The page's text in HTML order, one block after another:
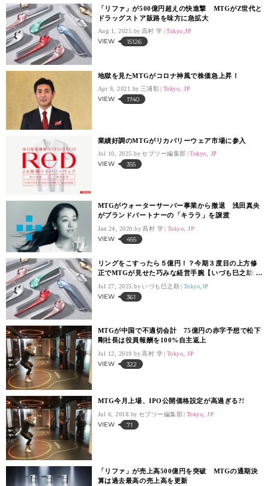
「リファ」が500億円超えの快進撃 MTGがZ世代と
ドラッグストア販路を味方に急拡大
Aug 1, 2025. 高村 学 Tokyo,JP
VIEW 15126
地獄を見たMTGがコロナ神風で株価急上昇！
Apr 8, 2021. 三浦彰 Tokyo, JP
VIEW 1740
業績好調のMTGがリカバリーウェア市場に参入
Jul 10, 2025. セブツー編集部 Tokyo, JP
VIEW 355
MTGがウォーターサーバー事業から撤退 浅田真央
がブランドパートナーの「キララ」を譲渡
Jan 24, 2020. 高村 学 Tokyo, JP
VIEW 455
リングをこすったら５億円！？今期３度目の上方修
正でMTGが見せた巧みな経営手腕【いづも巳之助の
Jul 27, 2025. いづも巳之助 Tokyo,JP
VIEW 361
MTGが中国で不適切会計 75億円の赤字予想で松下
剛社長は役員報酬を100%自主返上
Jul 12, 2019. 高村 学 Tokyo, JP
VIEW 322
MTG今月上場、IPO公開価格設定が高過ぎる?!
Jul 6, 2018. セブツー編集部 Tokyo, JP
VIEW 71
「リファ」が売上高500億円を突破 MTGの通期決
算は過去最高の売上高を更新